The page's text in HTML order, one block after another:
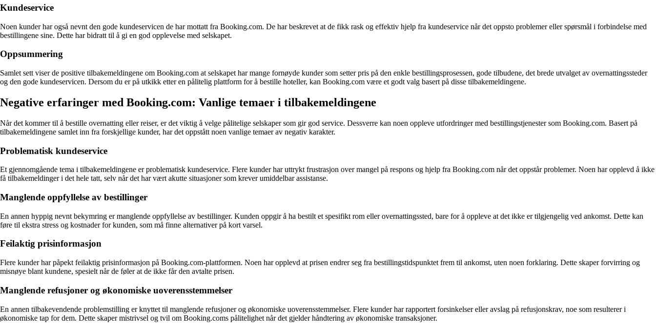
Kundeservice
Noen kunder har også nevnt den gode kundeservicen de har mottatt fra Booking.com. De har beskrevet at de fikk rask og effektiv hjelp fra kundeservice når det oppsto problemer eller spørsmål i forbindelse med
bestillingene sine. Dette har bidratt til å gi en god opplevelse med selskapet.
Oppsummering
Samlet sett viser de positive tilbakemeldingene om Booking.com at selskapet har mange fornøyde kunder som setter pris på den enkle bestillingsprosessen, gode tilbudene, det brede utvalget av overnattingssteder
og den gode kundeservicen. Dersom du er på utkikk etter en pålitelig plattform for å bestille hoteller, kan Booking.com være et godt valg basert på disse tilbakemeldingene.
Negative erfaringer med Booking.com: Vanlige temaer i tilbakemeldingene
Når det kommer til å bestille overnatting eller reiser, er det viktig å velge pålitelige selskaper som gir god service. Dessverre kan noen oppleve utfordringer med bestillingstjenester som Booking.com. Basert på
tilbakemeldingene samlet inn fra forskjellige kunder, har det oppstått noen vanlige temaer av negativ karakter.
Problematisk kundeservice
Et gjennomgående tema i tilbakemeldingene er problematisk kundeservice. Flere kunder har uttrykt frustrasjon over mangel på respons og hjelp fra Booking.com når det oppstår problemer. Noen har opplevd å ikke
få tilbakemeldinger i det hele tatt, selv når det har vært akutte situasjoner som krever umiddelbar assistanse.
Manglende oppfyllelse av bestillinger
En annen hyppig nevnt bekymring er manglende oppfyllelse av bestillinger. Kunden oppgir å ha bestilt et spesifikt rom eller overnattingssted, bare for å oppleve at det ikke er tilgjengelig ved ankomst. Dette kan
føre til ekstra stress og kostnader for kunden, som må finne alternativer på kort varsel.
Feilaktig prisinformasjon
Flere kunder har påpekt feilaktig prisinformasjon på Booking.com-plattformen. Noen har opplevd at prisen endrer seg fra bestillingstidspunktet frem til ankomst, uten noen forklaring. Dette skaper forvirring og
misnøye blant kundene, spesielt når de føler at de ikke får den avtalte prisen.
Manglende refusjoner og økonomiske uoverensstemmelser
En annen tilbakevendende problemstilling er knyttet til manglende refusjoner og økonomiske uoverensstemmelser. Flere kunder har rapportert forsinkelser eller avslag på refusjonskrav, noe som resulterer i
økonomiske tap for dem. Dette skaper mistrivsel og tvil om Booking.coms pålitelighet når det gjelder håndtering av økonomiske transaksjoner.